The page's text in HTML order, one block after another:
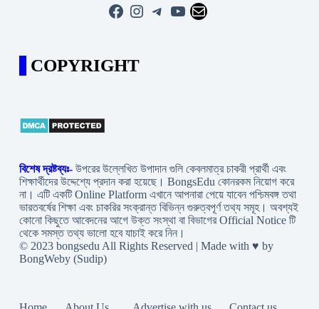
Facebook
Instagram
Telegram
YouTube
Mail
COPYRIGHT
বিশেষ দ্রষ্টব্যঃ- উপরের উল্লেখিত উপাদান গুলি কেবলমাত্র চাকরী প্রার্থী এবং
শিক্ষার্থীদের উদ্দেশ্যে প্রদান করা হয়েছে। BongsEdu কোনরকম নিয়োগ করে
না। এটি একটি Online Platform এখানে আপনারা পেয়ে যাবেন পশ্চিমবঙ্গ তথা
ভারতবর্ষের শিক্ষা এবং চাকরির সংক্রান্ত বিভিন্ন গুরুত্বপূর্ণ তথ্য সমূহ। অবশ্যই
কোনো কিছুতে আবেদনের আগে উক্ত সংস্থা বা বিভাগের Official Notice টি
থেকে সমস্ত তথ্য ভালো হবে যাচাই করে নিন।
© 2023 bongsedu All Rights Reserved | Made with ♥ by
BongWeby (Sudip)